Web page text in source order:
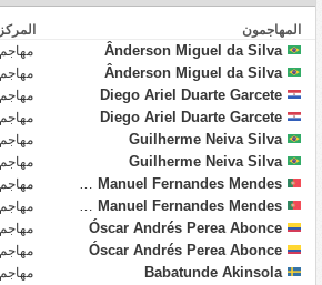
المهاجمون المركز
Ânderson Miguel da Silva مهاجم
Ânderson Miguel da Silva
مهاجم
Diego Ariel Duarte Garcete
مهاجم
Diego Ariel Duarte Garcete
مهاجم
Guilherme Neiva Silva
مهاجم
Guilherme Neiva Silva
مهاجم
António Manuel Fernandes Mendes
مهاجم
António Manuel Fernandes Mendes
مهاجم
Óscar Andrés Perea Abonce
مهاجم
Óscar Andrés Perea Abonce
مهاجم
Babatunde Akinsola
مهاجم